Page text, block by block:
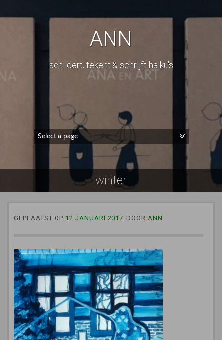
ANN
schildert, tekent & schrijft haiku's
winter
GEPLAATST OP 12 JANUARI 2017 DOOR ANN